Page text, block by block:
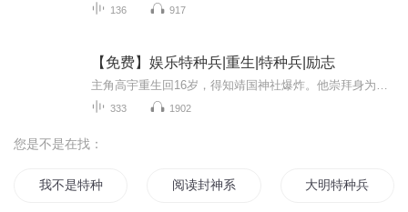
136 917
【免费】娱乐特种兵|重生|特种兵|励志
333 1902
您是不是在找：
我不是特种兵 阅读封神系统 大明特种兵